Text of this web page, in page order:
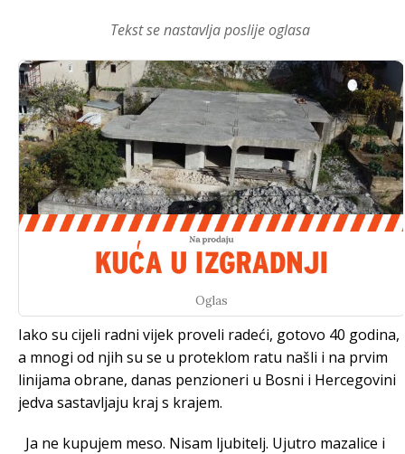
Tekst se nastavlja poslije oglasa
Oglas
Iako su cijeli radni vijek proveli radeći, gotovo 40 godina,
a mnogi od njih su se u proteklom ratu našli i na prvim
linijama obrane, danas penzioneri u Bosni i Hercegovini
jedva sastavljaju kraj s krajem.
Ja ne kupujem meso. Nisam ljubitelj. Ujutro mazalice i